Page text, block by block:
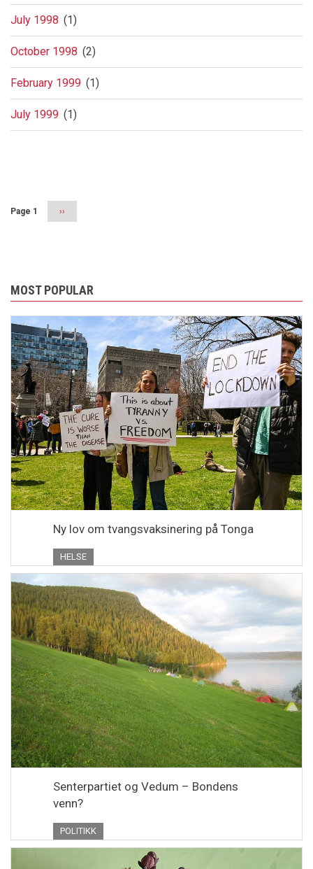
July 1998 (1)
October 1998 (2)
February 1999 (1)
July 1999 (1)
Page 1
Next
page
››
MOST POPULAR
Ny lov om tvangsvaksinering på Tonga
HELSE
Senterpartiet og Vedum – Bondens
venn?
POLITIKK